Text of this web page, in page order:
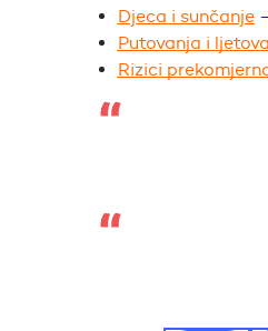
Djeca i sunčanje
Putovanja i
Rizici